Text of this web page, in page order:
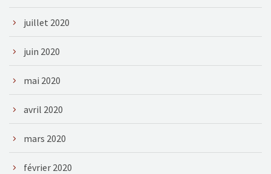
juillet 2020
juin 2020
mai 2020
avril 2020
mars 2020
février 2020